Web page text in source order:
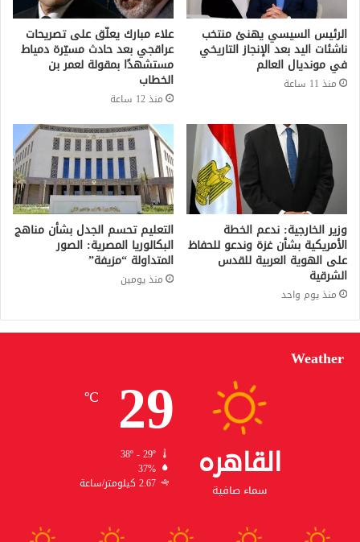
الرئيس السيسي يهنئ منتخب
ناشئات اليد بعد الإنجاز التاريخي
في مونديال العالم
منذ 11 ساعة
علاء مبارك يعلّق على تصريحات
عراقجي بعد حادث مسيّرة دمياط
مستشهدًا بمقولة لعمر بن
الخطاب
منذ 12 ساعة
وزير الخارجية: ندعم الخطة
الأمريكية بشأن غزة وندعو للحفاظ
على الهوية العربية للقدس
الشرقية
منذ يوم واحد
التعليم تحسم الجدل بشأن مناهج
البكالوريا المصرية: الصور
المتداولة “مزيفة”
منذ يومين
Weather
القاهره
سماء صافية
29
℃
38º - 29º
37%
2.67 كيلومتر/ساعة